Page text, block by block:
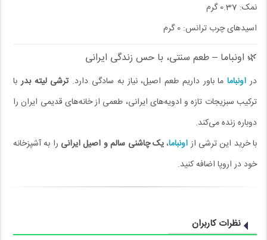
نمک: 0.37 گرم
اسیدهای چرب ترانس: 0 گرم
🌿 اونباما – طعم سنتی، با حس زندگی ایرانی
در اونباماما باور داریم طعم اصیل، نیاز به سادگی دارد.ترشی لیته بدربا
ترکیب سبزیجات تازه و ادویه‌های ایرانی، طعمی از خانه‌های قدیمی ایران را
دوباره زنده می‌کند.
با خرید این ترشی ازاونباما،یک چاشنی سالم و اصیل ایرانی را به آشپزخانه
خود در اروپا اضافه کنید.
نظرات کاربران